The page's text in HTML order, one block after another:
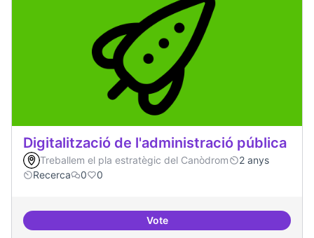
Digitalització de l'administració pública
Treballem el pla estratègic del Canòdrom
2 anys
Recerca
0 0
VoteDigitalització de l'administració